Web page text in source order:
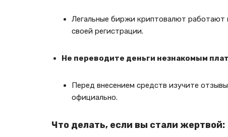
Легальные биржи криптовалют
своей регистрации.
Не переводите деньги незнакомым
Перед внесением средств изучите
официально.
Что делать, если вы стали жертвой: